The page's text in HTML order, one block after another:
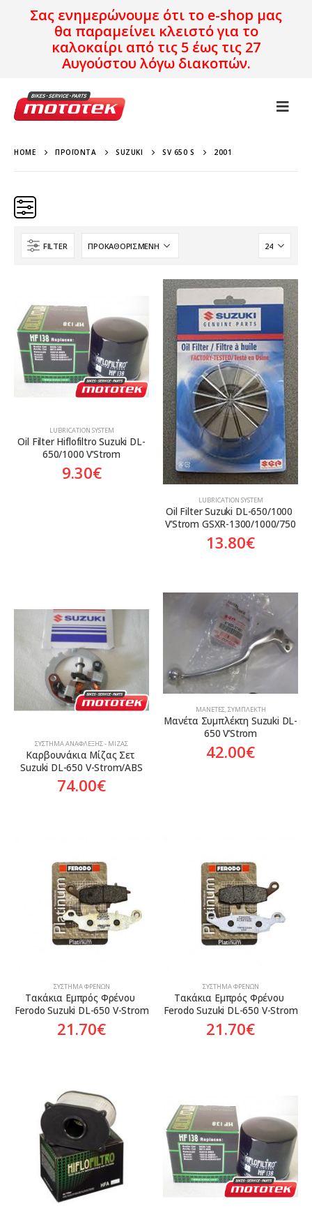
Σας ενημερώνουμε ότι το e-shop μας
θα παραμείνει κλειστό για το
καλοκαίρι από τις 5 έως τις 27
Αυγούστου λόγω διακοπών.
HOME ΠΡΟΪΌΝΤΑ SUZUKI SV 650 S 2001
Κατηγορίες
Aftermarket Aftermarket
Genuine
Γνήσιο
FILTER
LUBRICATION SYSTEM
Oil Filter Hiflofiltro Suzuki DL-
650/1000 V’Strom
9.30€
LUBRICATION SYSTEM
Oil Filter Suzuki DL-650/1000
V’Strom GSXR-1300/1000/750
13.80€
ΣΎΣΤΗΜΑ ΑΝΆΦΛΕΞΗΣ - ΜΊΖΑΣ
Καρβουνάκια Μίζας Σετ
Suzuki DL-650 V-Strom/ABS
74.00€
ΜΑΝΈΤΕΣ,ΣΥΜΠΛΈΚΤΗ
Μανέτα Συμπλέκτη Suzuki DL-
650 V’Strom
42.00€
ΣΎΣΤΗΜΑ ΦΡΈΝΩΝ
Τακάκια Εμπρός Φρένου
Ferodo Suzuki DL-650 V-Strom
21.70€
ΣΎΣΤΗΜΑ ΦΡΈΝΩΝ
Τακάκια Εμπρός Φρένου
Ferodo Suzuki DL-650 V-Strom
21.70€